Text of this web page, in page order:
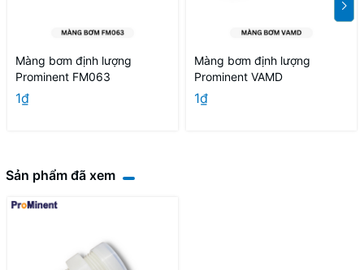
Màng bơm định lượng
Prominent FM063
1₫
Màng bơm định lượng
Prominent VAMD
1₫
Sản phẩm đã xem